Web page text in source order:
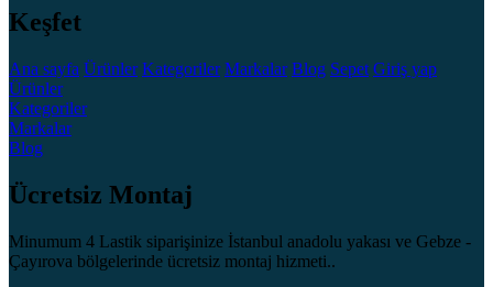
Keşfet
Ana sayfa Ürünler Kategoriler Markalar Blog Sepet Giriş yap
Ürünler
Kategoriler
Markalar
Blog
Ücretsiz Montaj
Minumum 4 Lastik siparişinize İstanbul anadolu yakası ve Gebze -
Çayırova bölgelerinde ücretsiz montaj hizmeti..